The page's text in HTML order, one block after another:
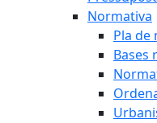
Normativa
Pla de
Bases